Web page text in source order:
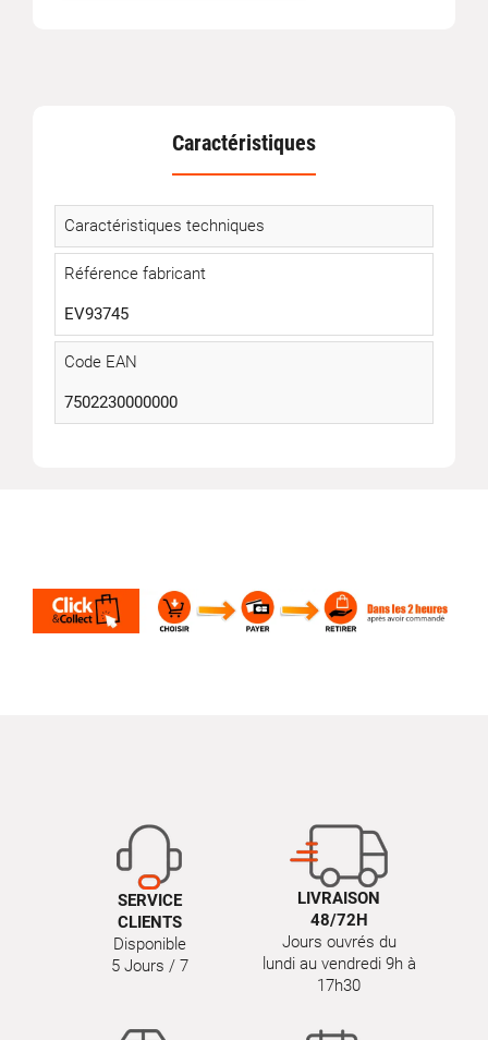
Caractéristiques
Caractéristiques techniques
Référence fabricant
EV93745
Code EAN
7502230000000
SERVICE
CLIENTS
Disponible
5 Jours / 7
LIVRAISON
48/72H
Jours ouvrés du
lundi au vendredi 9h à
17h30